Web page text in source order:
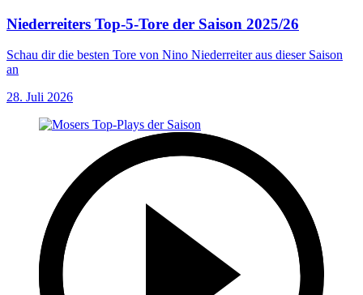
Niederreiters Top-5-Tore der Saison 2025/26
Schau dir die besten Tore von Nino Niederreiter aus dieser Saison
an
28. Juli 2026